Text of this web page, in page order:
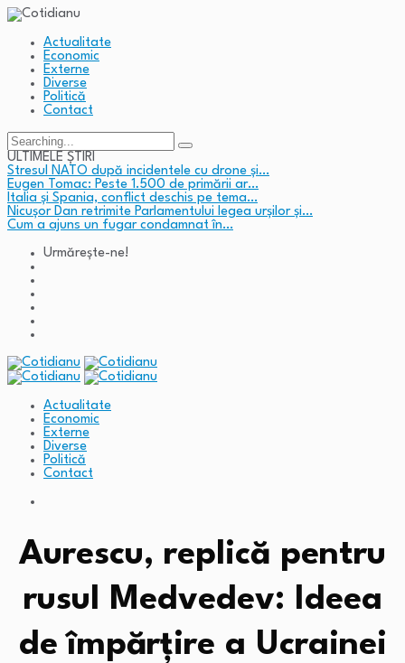
Actualitate
Economic
Externe
Diverse
Politică
Contact
Search
for:
ULTIMELE ȘTIRI
Stresul NATO după incidentele cu drone și…
Eugen Tomac: Peste 1.500 de primării ar…
Italia și Spania, conflict deschis pe tema…
Nicușor Dan retrimite Parlamentului legea urșilor și…
Cum a ajuns un fugar condamnat în…
Urmărește-ne!
Actualitate
Economic
Externe
Diverse
Politică
Contact
Aurescu, replică pentru
rusul Medvedev: Ideea
de împărțire a Ucrainei